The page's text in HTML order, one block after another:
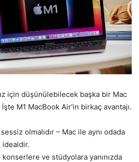
için düşünülebilecek başka bir Mac
M1 MacBook Air’in birkaç avantajı.
sessiz olmalıdır – Mac ile aynı odada
idealdir.
ve stüdyolara yanınızda